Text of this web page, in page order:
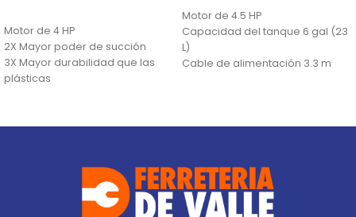
Motor de 4 HP
2X Mayor poder de succión
3X Mayor durabilidad que las
plásticas
Motor de 4.5 HP
Capacidad del tanque 6 gal (23
L)
Cable de alimentación 3.3 m